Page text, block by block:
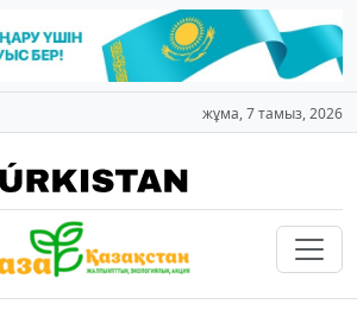
жұма, 7 тамыз, 2026